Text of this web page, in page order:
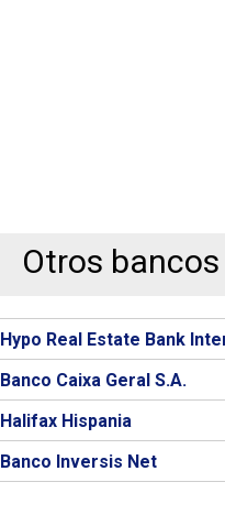
Otros
Hypo Real Estate Bank
Banco Caixa Geral S.A.
Halifax Hispania
Banco Inversis Net